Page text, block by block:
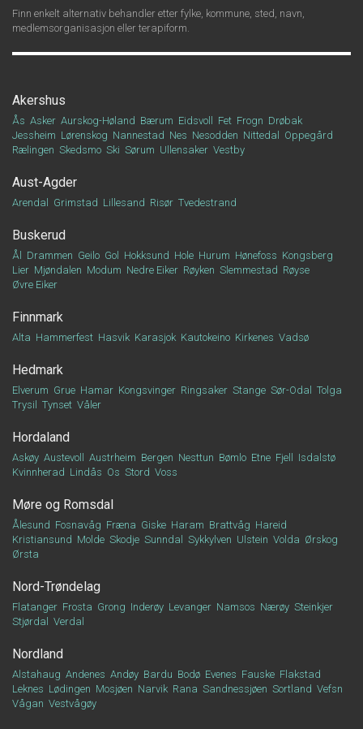
Finn enkelt alternativ behandler etter fylke, kommune, sted, navn,
medlemsorganisasjon eller terapiform.
Akershus
Ås Asker Aurskog-Høland Bærum Eidsvoll Fet Frogn Drøbak
Jessheim Lørenskog Nannestad Nes Nesodden Nittedal
Oppegård
Rælingen Skedsmo Ski Sørum Ullensaker Vestby
Aust-Agder
Arendal Grimstad Lillesand Risør Tvedestrand
Buskerud
Ål Drammen Geilo Gol Hokksund Hole Hurum Hønefoss Kongsberg
Lier Mjøndalen Modum Nedre Eiker Røyken Slemmestad Røyse
Øvre Eiker
Finnmark
Alta Hammerfest Hasvik Karasjok Kautokeino Kirkenes Vadsø
Hedmark
Elverum Grue Hamar Kongsvinger Ringsaker Stange Sør-Odal
Tolga
Trysil
Tynset Våler
Hordaland
Askøy Austevoll Austrheim Bergen Nesttun Bømlo Etne Fjell
Isdalstø
Kvinnherad Lindås Os Stord Voss
Møre og Romsdal
Ålesund Fosnavåg Fræna Giske Haram Brattvåg Hareid
Kristiansund Molde Skodje Sunndal Sykkylven Ulstein Volda Ørskog
Ørsta
Nord-Trøndelag
Flatanger Frosta Grong Inderøy Levanger Namsos Nærøy Steinkjer
Stjørdal
Verdal
Nordland
Alstahaug Andenes Andøy Bardu Bodø Evenes Fauske Flakstad
Leknes Lødingen Mosjøen Narvik Rana Sandnessjøen Sortland Vefsn
Vågan Vestvågøy